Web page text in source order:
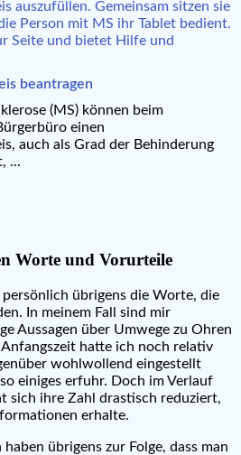
beantragen
(MS) können beim
einen
auch als Grad der Behinderung
...
Worte und Vorurteile
übrigens die Worte, die
In meinem Fall sind mir
Aussagen über Umwege zu Ohren
hatte ich noch relativ
wohlwollend eingestellt
einiges erfuhr. Doch im Verlauf
sich ihre Zahl drastisch reduziert,
erhalte.
übrigens zur Folge, dass man